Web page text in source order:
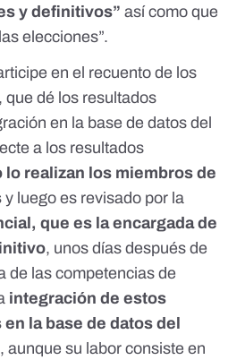
de la huella electrónica,
(INDRA SOLUCIONES DE LA
de conformidad con la
16ª de la Ley 9/2017, la
Al haberse retirado la única
a la disposición adicional 16.1.h)
de contratación entiende que
declaración de desierto. Yo, como
visto bueno de la Presidenta. D.
Firmado por ARRATIBEL
Arratibel Irulegui. ***6115** el
emitido por AC 2 Sector
POR EL GOBIERNO A
DE VOTOS EN LAS
Van a intentar amañar las
A INDRA POR INTEGRAR
RESULTADOS PROVINCIALES Y
status/161507600873805
y definitivos” así como que
elecciones”.
en el recuento de los
que dé los resultados
en la base de datos del
a los resultados
lo realizan los miembros de
y luego es revisado por la
que es la encargada de
, unos días después de
de las competencias de
integración de estos
la base de datos del
, aunque su labor consiste en